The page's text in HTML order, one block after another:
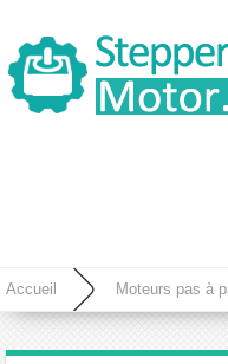
Accueil Moteurs pas à